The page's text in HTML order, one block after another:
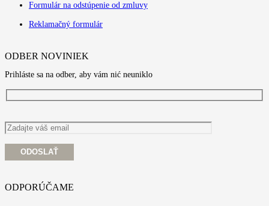
Formulár na odstúpenie od zmluvy
Reklamačný formulár
ODBER NOVINIEK
Prihláste sa na odber, aby vám nić neuniklo
ODPORÚČAME